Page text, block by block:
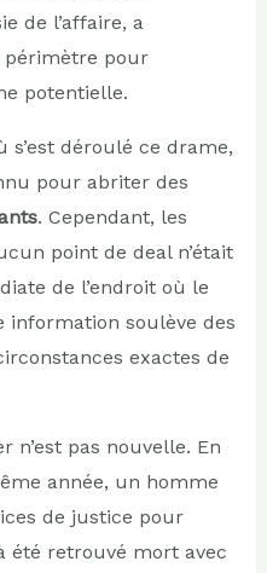
de l’affaire, a
pour
potentielle.
s’est déroulé ce drame,
pour abriter des
. Cependant, les
point de deal n’était
de l’endroit où le
information soulève des
exactes de
n’est pas nouvelle. En
année, un homme
de justice pour
été retrouvé mort avec